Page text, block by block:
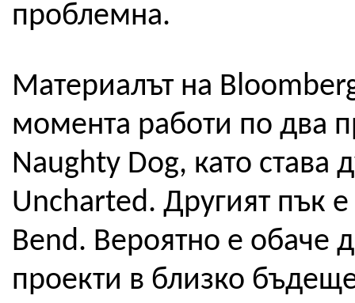
проблемна.
Материалът на
момента работи по два
Naughty Dog, като става
Uncharted. Другият пък
Bend. Вероятно е обаче
проекти в близко